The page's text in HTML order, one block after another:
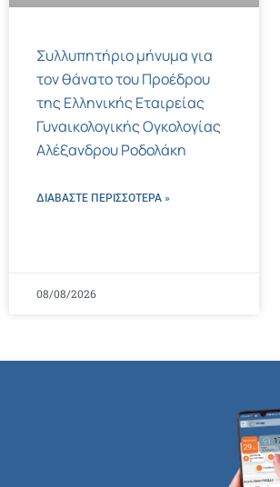
Συλλυπητήριο μήνυμα για
τον θάνατο του Προέδρου
της Ελληνικής Εταιρείας
Γυναικολογικής Ογκολογίας
Αλέξανδρου Ροδολάκη
ΔΙΑΒΑΣΤΕ ΠΕΡΙΣΣΌΤΕΡΑ »
08/08/2026